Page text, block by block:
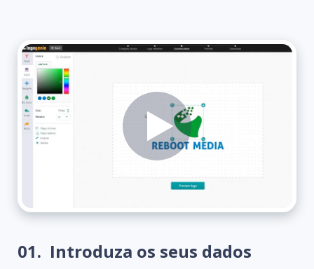
01. Introduza os seus dados